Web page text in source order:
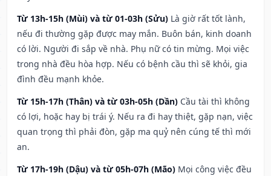
Từ 13h-15h (Mùi) và từ 01-03h (Sửu) Là giờ rất tốt lành,
nếu đi thường gặp được may mắn. Buôn bán, kinh doanh
có lời. Người đi sắp về nhà. Phụ nữ có tin mừng. Mọi việc
trong nhà đều hòa hợp. Nếu có bệnh cầu thì sẽ khỏi, gia
đình đều mạnh khỏe.
Từ 15h-17h (Thân) và từ 03h-05h (Dần) Cầu tài thì không
có lợi, hoặc hay bị trái ý. Nếu ra đi hay thiệt, gặp nạn, việc
quan trọng thì phải đòn, gặp ma quỷ nên cúng tế thì mới
an.
Từ 17h-19h (Dậu) và từ 05h-07h (Mão) Mọi công việc đều